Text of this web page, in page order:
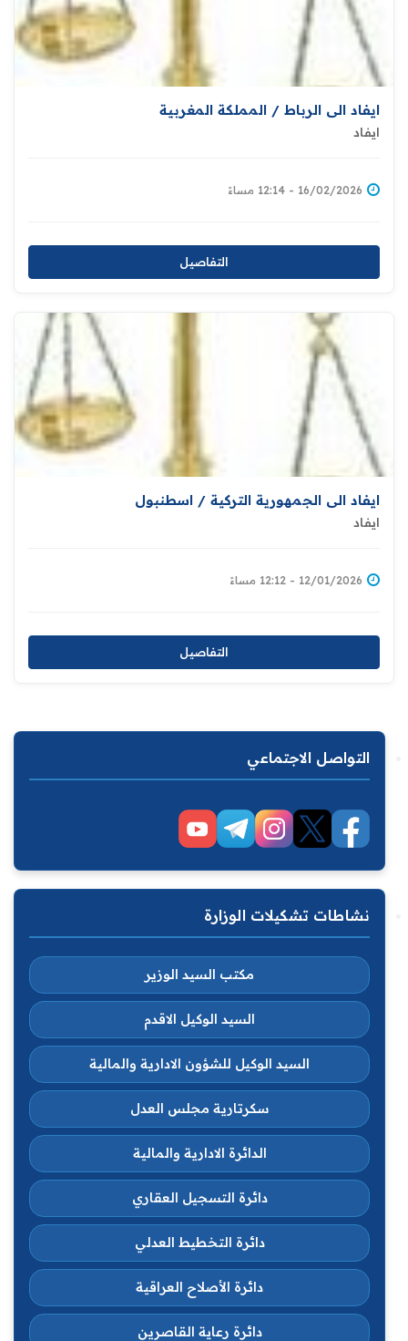
ايفاد الى الرباط / المملكة المغربية
ايفاد
16/02/2026 - 12:14 مساءً
التفاصيل
ايفاد الى الجمهورية التركية / اسطنبول
ايفاد
12/01/2026 - 12:12 مساءً
التفاصيل
التواصل الاجتماعي
نشاطات تشكيلات الوزارة
مكتب السيد الوزير
السيد الوكيل الاقدم
السيد الوكيل للشؤون الادارية والمالية
سكرتارية مجلس العدل
الدائرة الادارية والمالية
دائرة التسجيل العقاري
دائرة التخطيط العدلي
دائرة الأصلاح العراقية
دائرة رعاية القاصرين